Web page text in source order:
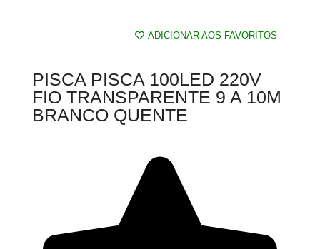
ADICIONAR AOS FAVORITOS
PISCA PISCA 100LED 220V
FIO TRANSPARENTE 9 A 10M
BRANCO QUENTE